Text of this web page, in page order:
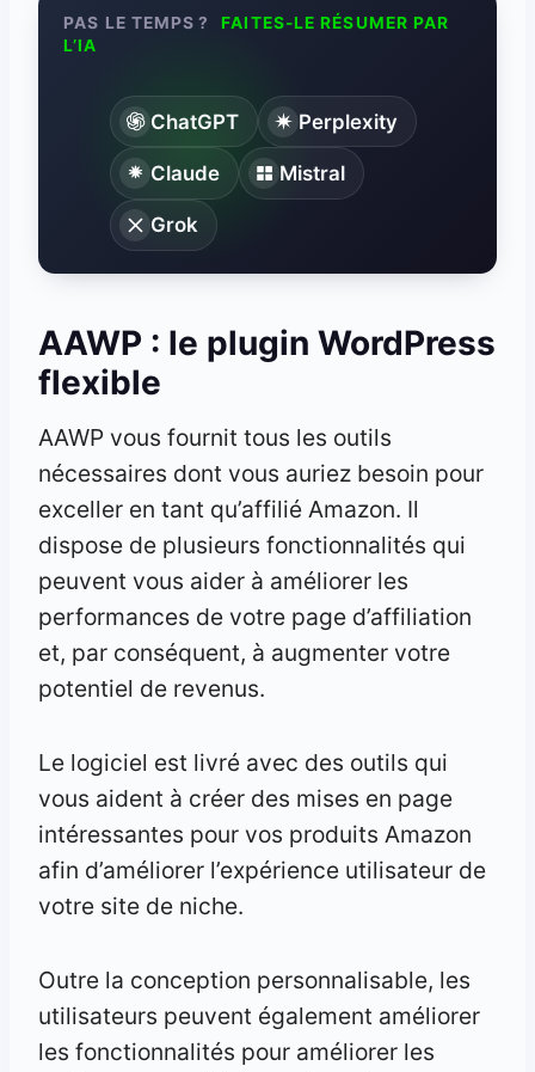
PAS LE TEMPS ?
FAITES-LE RÉSUMER PAR
L’IA
ChatGPT Perplexity
Claude Mistral
Grok
AAWP : le plugin WordPress
flexible
AAWP vous fournit tous les outils
nécessaires dont vous auriez besoin pour
exceller en tant qu’affilié Amazon. Il
dispose de plusieurs fonctionnalités qui
peuvent vous aider à améliorer les
performances de votre page d’affiliation
et, par conséquent, à augmenter votre
potentiel de revenus.
Le logiciel est livré avec des outils qui
vous aident à créer des mises en page
intéressantes pour vos produits Amazon
afin d’améliorer l’expérience utilisateur de
votre site de niche.
Outre la conception personnalisable, les
utilisateurs peuvent également améliorer
les fonctionnalités pour améliorer les